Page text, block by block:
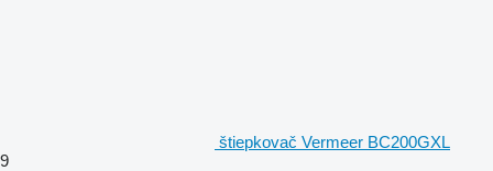
štiepkovač Vermeer BC200GXL
9